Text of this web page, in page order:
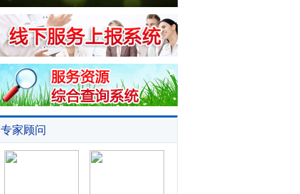
天水市市场监督管理局发布2018年
度市场主体年报公示工作注意事项
专家顾问